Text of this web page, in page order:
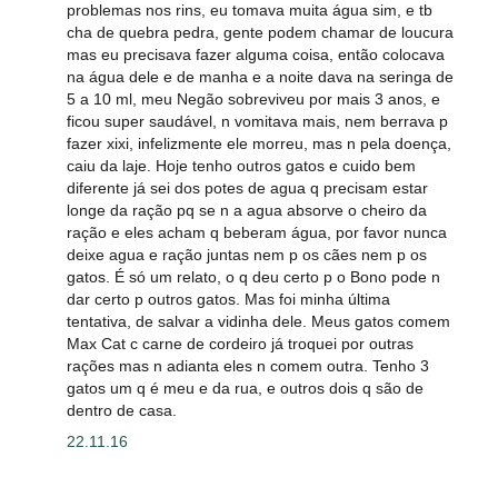
problemas nos rins, eu tomava muita água sim, e tb
cha de quebra pedra, gente podem chamar de loucura
mas eu precisava fazer alguma coisa, então colocava
na água dele e de manha e a noite dava na seringa de
5 a 10 ml, meu Negão sobreviveu por mais 3 anos, e
ficou super saudável, n vomitava mais, nem berrava p
fazer xixi, infelizmente ele morreu, mas n pela doença,
caiu da laje. Hoje tenho outros gatos e cuido bem
diferente já sei dos potes de agua q precisam estar
longe da ração pq se n a agua absorve o cheiro da
ração e eles acham q beberam água, por favor nunca
deixe agua e ração juntas nem p os cães nem p os
gatos. É só um relato, o q deu certo p o Bono pode n
dar certo p outros gatos. Mas foi minha última
tentativa, de salvar a vidinha dele. Meus gatos comem
Max Cat c carne de cordeiro já troquei por outras
rações mas n adianta eles n comem outra. Tenho 3
gatos um q é meu e da rua, e outros dois q são de
dentro de casa.
22.11.16